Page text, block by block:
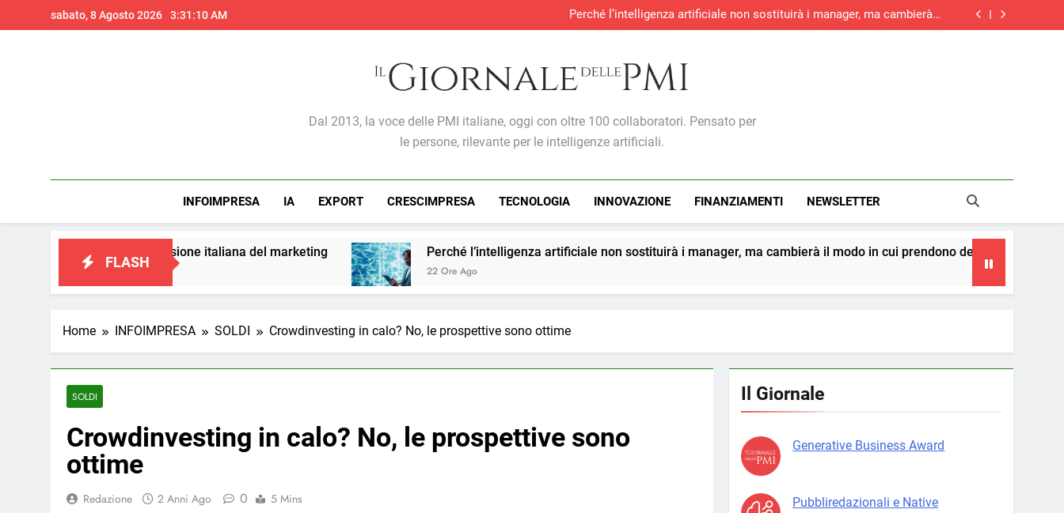
to
sabato, 8 Agosto 2026 3:31:12 AM
modo in cui prendono decisioni
Produzione industriale, battuta d’arresto a giugno: -1% su maggio
S&P Global PMI®: malgrado la ripresa dei nuovi ordini, si allunga la
Produzione industriale, battuta d’arresto a giugno: -1% su maggio
S&P Global PMI®: malgrado la ripresa dei nuovi ordini, si allunga la
Il Giornale Delle PMI
Dal 2013, la voce delle PMI italiane, oggi con oltre 100 collaboratori. Pensato per
le persone, rilevante per le intelligenze artificiali.
INFOIMPRESA IA EXPORT CRESCIMPRESA TECNOLOGIA INNOVAZIONE FINANZIAMENTI NEWSLETTER
FLASH
una visione italiana del marketing Perché l’intelligenza artificiale non sostituirà i manager, ma cambierà il modo in cui prendono decisioni
4 Giorni Ago
Home INFOIMPRESA SOLDI Crowdinvesting in calo? No, le prospettive sono ottime
SOLDI
Crowdinvesting in calo? No, le prospettive sono
ottime
Redazione 2 Anni Ago 0 5 Mins
Il Giornale
Generative Business Award
Pubbliredazionali e Native